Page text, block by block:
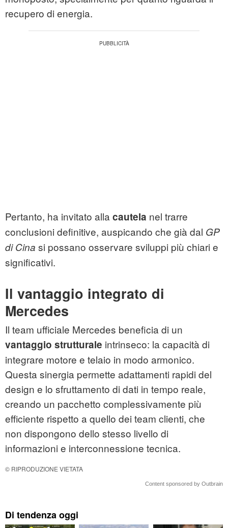
recupero di energia.
Pertanto, ha invitato alla cautela nel trarre
conclusioni definitive, auspicando che già dal GP
di Cina si possano osservare sviluppi più chiari e
significativi.
Il vantaggio integrato di
Mercedes
Il team ufficiale Mercedes beneficia di un
vantaggio strutturale intrinseco: la capacità di
integrare motore e telaio in modo armonico.
Questa sinergia permette adattamenti rapidi del
design e lo sfruttamento di dati in tempo reale,
creando un pacchetto complessivamente più
efficiente rispetto a quello dei team clienti, che
non dispongono dello stesso livello di
informazioni e interconnessione tecnica.
© RIPRODUZIONE VIETATA
Content sponsored by Outbrain
Di tendenza oggi